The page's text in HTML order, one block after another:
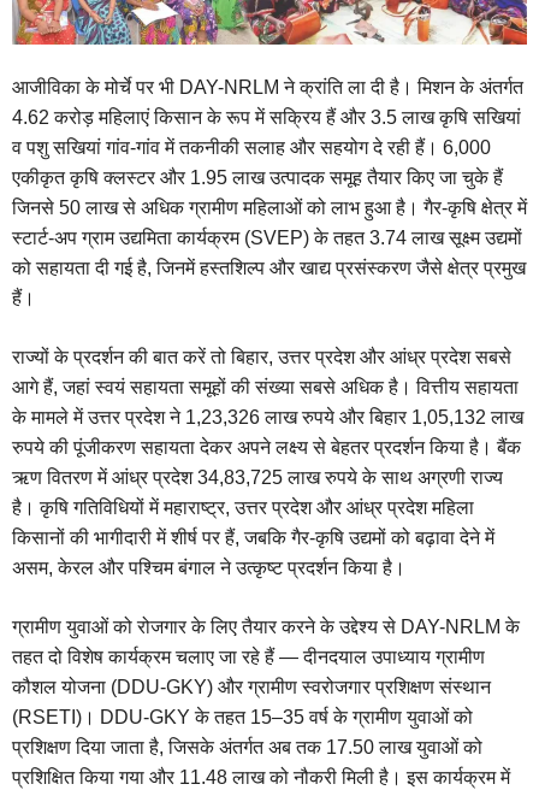
आजीविका के मोर्चे पर भी DAY-NRLM ने क्रांति ला दी है। मिशन के अंतर्गत
4.62 करोड़ महिलाएं किसान के रूप में सक्रिय हैं और 3.5 लाख कृषि सखियां
व पशु सखियां गांव-गांव में तकनीकी सलाह और सहयोग दे रही हैं। 6,000
एकीकृत कृषि क्लस्टर और 1.95 लाख उत्पादक समूह तैयार किए जा चुके हैं
जिनसे 50 लाख से अधिक ग्रामीण महिलाओं को लाभ हुआ है। गैर-कृषि क्षेत्र में
स्टार्ट-अप ग्राम उद्यमिता कार्यक्रम (SVEP) के तहत 3.74 लाख सूक्ष्म उद्यमों
को सहायता दी गई है, जिनमें हस्तशिल्प और खाद्य प्रसंस्करण जैसे क्षेत्र प्रमुख
हैं।
राज्यों के प्रदर्शन की बात करें तो बिहार, उत्तर प्रदेश और आंध्र प्रदेश सबसे
आगे हैं, जहां स्वयं सहायता समूहों की संख्या सबसे अधिक है। वित्तीय सहायता
के मामले में उत्तर प्रदेश ने 1,23,326 लाख रुपये और बिहार 1,05,132 लाख
रुपये की पूंजीकरण सहायता देकर अपने लक्ष्य से बेहतर प्रदर्शन किया है। बैंक
ऋण वितरण में आंध्र प्रदेश 34,83,725 लाख रुपये के साथ अग्रणी राज्य
है। कृषि गतिविधियों में महाराष्ट्र, उत्तर प्रदेश और आंध्र प्रदेश महिला
किसानों की भागीदारी में शीर्ष पर हैं, जबकि गैर-कृषि उद्यमों को बढ़ावा देने में
असम, केरल और पश्चिम बंगाल ने उत्कृष्ट प्रदर्शन किया है।
ग्रामीण युवाओं को रोजगार के लिए तैयार करने के उद्देश्य से DAY-NRLM के
तहत दो विशेष कार्यक्रम चलाए जा रहे हैं — दीनदयाल उपाध्याय ग्रामीण
कौशल योजना (DDU-GKY) और ग्रामीण स्वरोजगार प्रशिक्षण संस्थान
(RSETI)। DDU-GKY के तहत 15–35 वर्ष के ग्रामीण युवाओं को
प्रशिक्षण दिया जाता है, जिसके अंतर्गत अब तक 17.50 लाख युवाओं को
प्रशिक्षित किया गया और 11.48 लाख को नौकरी मिली है। इस कार्यक्रम में